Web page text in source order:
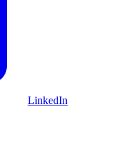
LinkedIn